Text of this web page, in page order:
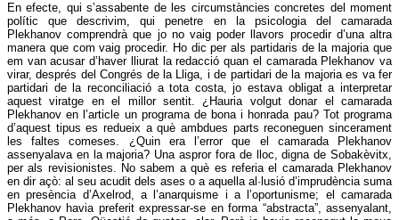
En efecte, qui s’assabente de les circumstàncies concretes del moment
polític que descrivim, qui penetre en la psicologia del camarada
Plekhanov comprendrà que jo no vaig poder llavors procedir d’una altra
manera que com vaig procedir. Ho dic per als partidaris de la majoria que
em van acusar d’haver lliurat la redacció quan el camarada Plekhanov va
virar, després del Congrés de la Lliga, i de partidari de la majoria es va fer
partidari de la reconciliació a tota costa, jo estava obligat a interpretar
aquest viratge en el millor sentit. ¿Hauria volgut donar el camarada
Plekhanov en l’article un programa de bona i honrada pau? Tot programa
d’aquest tipus es redueix a què ambdues parts reconeguen sincerament
les faltes comeses. ¿Quin era l’error que el camarada Plekhanov
assenyalava en la majoria? Una aspror fora de lloc, digna de Sobakèvitx,
per als revisionistes. No sabem a què es referia el camarada Plekhanov
en dir açò: al seu acudit dels ases o a aquella al·lusió d’imprudència suma
en presència d’Axelrod, a l’anarquisme i a l’oportunisme; el camarada
Plekhanov havia preferit expressar-se en forma “abstracta”, assenyalant,